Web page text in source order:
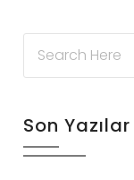
Son Yazılar